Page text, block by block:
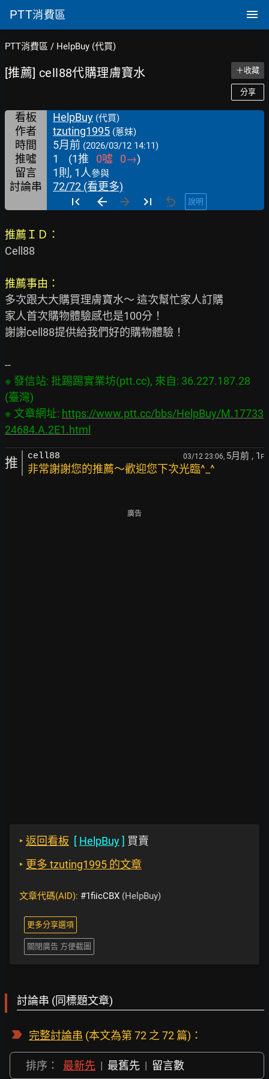
PTT消費區
PTT消費區 / HelpBuy (代買)
[推薦] cell88代購理膚寶水 ＋收藏
分享
看板 HelpBuy (代買)
作者 tzuting1995 (蔥妹)
時間 5月前 (2026/03/12 14:11)
推噓 1 (1推 0噓 0→)
留言
1則, 1人參與
討論串 72/72 (看更多)
說明
推薦ＩＤ：
Cell88
推薦事由：
多次跟大大購買理膚寶水～ 這次幫忙家人訂購
家人首次購物體驗感也是100分！
謝謝cell88提供給我們好的購物體驗！
※ 發信站: 批踢踢實業坊(ptt.cc), 來自: 36.227.187.28
(臺灣)
※ 文章網址: https://www.ptt.cc/bbs/HelpBuy/M.17733
24684.A.2E1.html
推 cell88 03/12 23:06, 5月前 , 1 F
非常謝謝您的推薦～歡迎您下次光臨^_^
廣告
‣ 返回看板 [ HelpBuy] 買賣
‣ 更多 tzuting1995 的文章
文章代碼(AID): #1fiicCBX (HelpBuy)
更多分享選項
關閉廣告 方便截圖
討論串 (同標題文章)
完整討論串 (本文為第 72 之 72 篇)：
排序： 最新先 | 最舊先 | 留言數